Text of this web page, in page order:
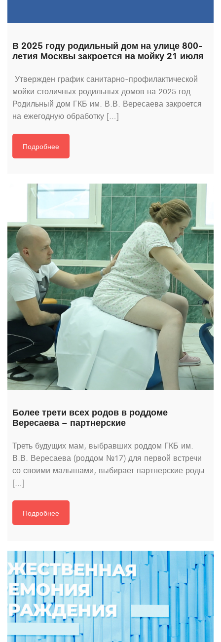
В 2025 году родильный дом на улице 800-
летия Москвы закроется на мойку 21 июля
Утвержден график санитарно-профилактической
мойки столичных родильных домов на 2025 год.
Родильный дом ГКБ им. В.В. Вересаева закроется
на ежегодную обработку […]
Подробнее
Более трети всех родов в роддоме
Вересаева – партнерские
Треть будущих мам, выбравших роддом ГКБ им.
В.В. Вересаева (роддом №17) для первой встречи
со своими малышами, выбирает партнерские роды.
[…]
Подробнее